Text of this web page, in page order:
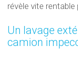
révèle vite
Un lavage
camion